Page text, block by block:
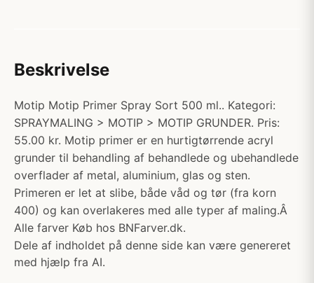
Beskrivelse
Motip Motip Primer Spray Sort 500 ml.. Kategori:
SPRAYMALING > MOTIP > MOTIP GRUNDER. Pris:
55.00 kr. Motip primer er en hurtigtørrende acryl
grunder til behandling af behandlede og ubehandlede
overflader af metal, aluminium, glas og sten.
Primeren er let at slibe, både våd og tør (fra korn
400) og kan overlakeres med alle typer af maling.Â
Alle farver Køb hos BNFarver.dk.
Dele af indholdet på denne side kan være genereret
med hjælp fra AI.